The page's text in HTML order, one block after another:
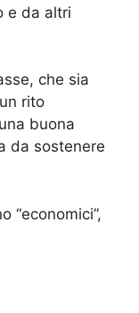
e da altri
che sia
rito
buona
da sostenere
“economici”,